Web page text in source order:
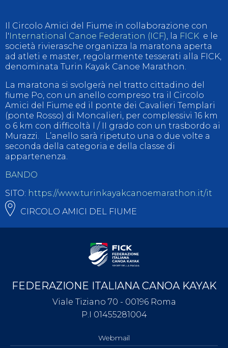
Il Circolo Amici del Fiume in collaborazione con
l' International Canoe Federation (ICF), la FICK e le
società rivierasche organizza la maratona aperta
ad atleti e master, regolarmente tesserati alla FICK,
denominata Turin Kayak Canoe Marathon.
La maratona si svolgerà nel tratto cittadino del
fiume Po, con un anello compreso tra il Circolo
Amici del Fiume ed il ponte dei Cavalieri Templari
(ponte Rosso) di Moncalieri, per complessivi 16 km
o 6 km con difficoltà I / II grado con un trasbordo ai
Murazzi. L’anello sarà ripetuto una o due volte a
seconda della categoria e della classe di
appartenenza.
BANDO
SITO: https://www.turinkayakcanoemarathon.it/it
CIRCOLO AMICI DEL FIUME
FEDERAZIONE ITALIANA CANOA KAYAK
Viale Tiziano 70 - 00196 Roma
P.I 01455281004
Webmail